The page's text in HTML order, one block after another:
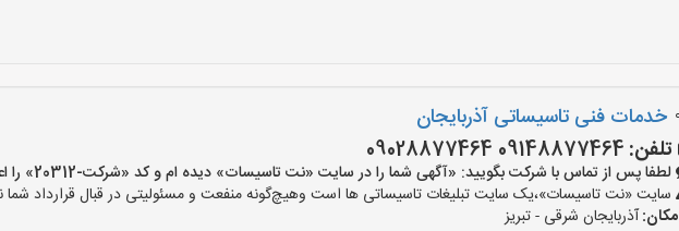
خدمات فنی تاسیساتی آذربایجان
تلفن: 09148877464 09028877464
لطفا پس از تماس با شرکت بگویید: «آگهی شما را در سایت «نت تاسیسات» دیده ام و کد «شرکت-20312» را اعلام کنید»
سایت «نت تاسیسات»،یک سایت تبلیغات تاسیساتی ها است وهیچ‌گونه منفعت و مسئولیتی در قبال قرارداد شما
مکان:آذربایجان شرقی - تبریز